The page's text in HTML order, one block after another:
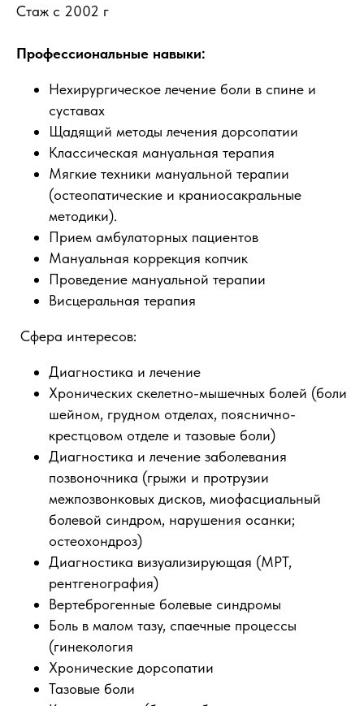
Стаж с 2002 г
Профессиональные навыки:
Нехирургическое лечение боли в спине и
суставах
Щадящий методы лечения дорсопатии
Классическая мануальная терапия
Мягкие техники мануальной терапии
(остеопатические и краниосакральные
методики).
Прием амбулаторных пациентов
Мануальная коррекция копчик
Проведение мануальной терапии
Висцеральная терапия
Сфера интересов:
Диагностика и лечение
Хронических скелетно-мышечных болей (боли
шейном, грудном отделах, пояснично-
крестцовом отделе и тазовые боли)
Диагностика и лечение заболевания
позвоночника (грыжи и протрузии
межпозвонковых дисков, миофасциальный
болевой синдром, нарушения осанки;
остеохондроз)
Диагностика визуализирующая (MPT,
рентгенография)
Вертеброгенные болевые синдромы
Боль в малом тазу, спаечные процессы
(гинекология
Хронические дорсопатии
Тазовые боли